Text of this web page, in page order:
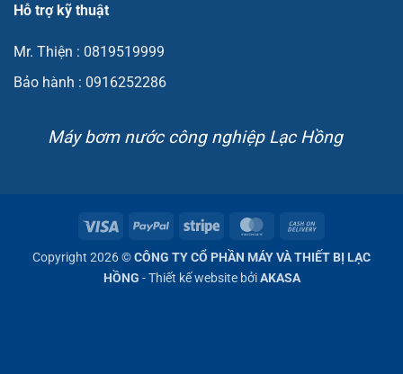
Hỗ trợ kỹ thuật
Mr. Thiện : 0819519999
Bảo hành : 0916252286
Máy bơm nước công nghiệp Lạc Hồng
Visa PayPal Stripe MasterCard
On
Delivery
Copyright 2026 ©CÔNG TY CỔ PHẦN MÁY VÀ THIẾT BỊ LẠC
HỒNG - Thiết kế website bởiAKASA